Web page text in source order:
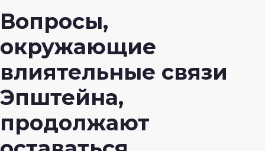
Вопросы,
окружающие
влиятельные связи
Эпштейна,
продолжают